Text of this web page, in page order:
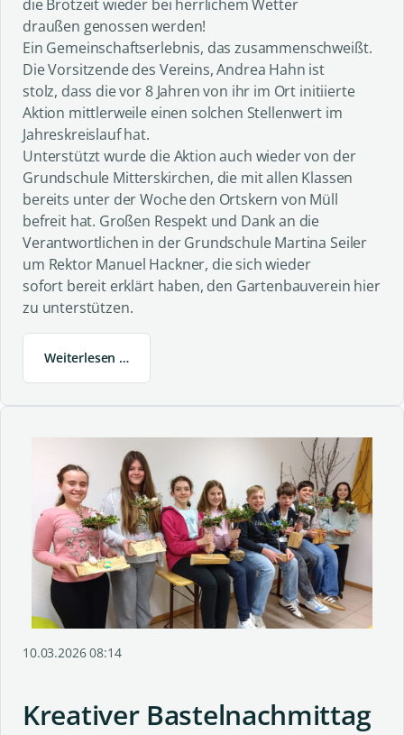
die Brotzeit wieder bei herrlichem Wetter
draußen genossen werden!
Ein Gemeinschaftserlebnis, das zusammenschweißt.
Die Vorsitzende des Vereins, Andrea Hahn ist
stolz, dass die vor 8 Jahren von ihr im Ort initiierte
Aktion mittlerweile einen solchen Stellenwert im
Jahreskreislauf hat.
Unterstützt wurde die Aktion auch wieder von der
Grundschule Mitterskirchen, die mit allen Klassen
bereits unter der Woche den Ortskern von Müll
befreit hat. Großen Respekt und Dank an die
Verantwortlichen in der Grundschule Martina Seiler
um Rektor Manuel Hackner, die sich wieder
sofort bereit erklärt haben, den Gartenbauverein hier
zu unterstützen.
Weiterlesen …
10.03.2026 08:14
Kreativer Bastelnachmittag